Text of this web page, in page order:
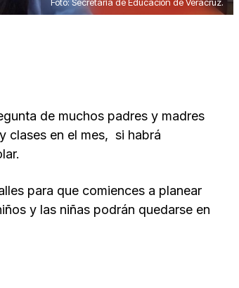
de muchos padres y madres
clases en el mes, si habrá
para que comiences a planear
y las niñas podrán quedarse en